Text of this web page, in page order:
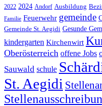
2022 2024 Andorf Ausbildung
Familie Feuerwehr gemeinde
Gemeinde St. Aegidi Gesunde
kindergarten Kirchenwirt
Oberösterreich offene Jobs
Sauwald schule
St. Aegidi